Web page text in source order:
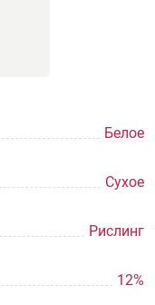
Белое
Сухое
Рислинг
12%